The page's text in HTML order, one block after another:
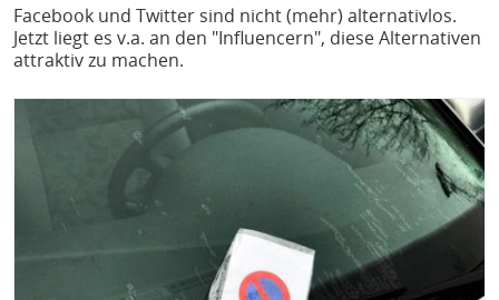
Facebook und Twitter sind nicht (mehr) alternativlos.
Jetzt liegt es v.a. an den "Influencern", diese Alternativen
attraktiv zu machen.
Bild